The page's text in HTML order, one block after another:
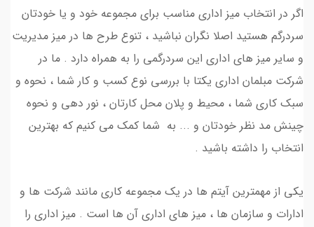
اگر در انتخاب میز اداری مناسب برای مجموعه خود و یا خودتان
سردرگم هستید اصلا نگران نباشید ، تنوع طرح ها در میز مدیریت
و سایر میز های اداری این سردرگمی را به همراه دارد . ما در
شرکت مبلمان اداری یکتا با بررسی نوع کسب و کار شما ، نحوه و
سبک کاری شما ، محیط و پلان محل کارتان ، نور دهی و نحوه
چینش مد نظر خودتان و ... به شما کمک می کنیم که بهترین
انتخاب را داشته باشید .
یکی از مهمترین آیتم ها در یک مجموعه کاری مانند شرکت ها و
ادارات و سازمان ها ، میز های اداری آن ها است . میز اداری را